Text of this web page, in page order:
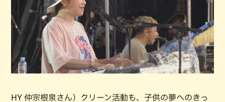
HY 仲宗根泉さん）クリーン活動も、子供の夢へのきっ